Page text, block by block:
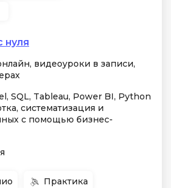
нуля
видеоуроки в записи,
SQL, Tableau, Power BI, Python
систематизация и
с помощью бизнес-
Практика